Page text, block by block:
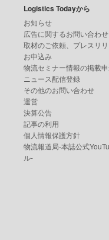
Logistics Todayから
お知らせ
広告に関するお問い合わせ
取材のご依頼、プレスリ
お申込み
物流セミナー情報の掲載
ニュース配信登録
その他のお問い合わせ
運営
決算公告
記事の利用
個人情報保護方針
物流報道局-本誌公式
ル-